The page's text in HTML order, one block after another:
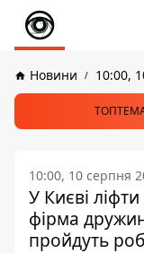
Новини 10:00,
10:00, 10 серпня
У Києві
фірма
пройдуть